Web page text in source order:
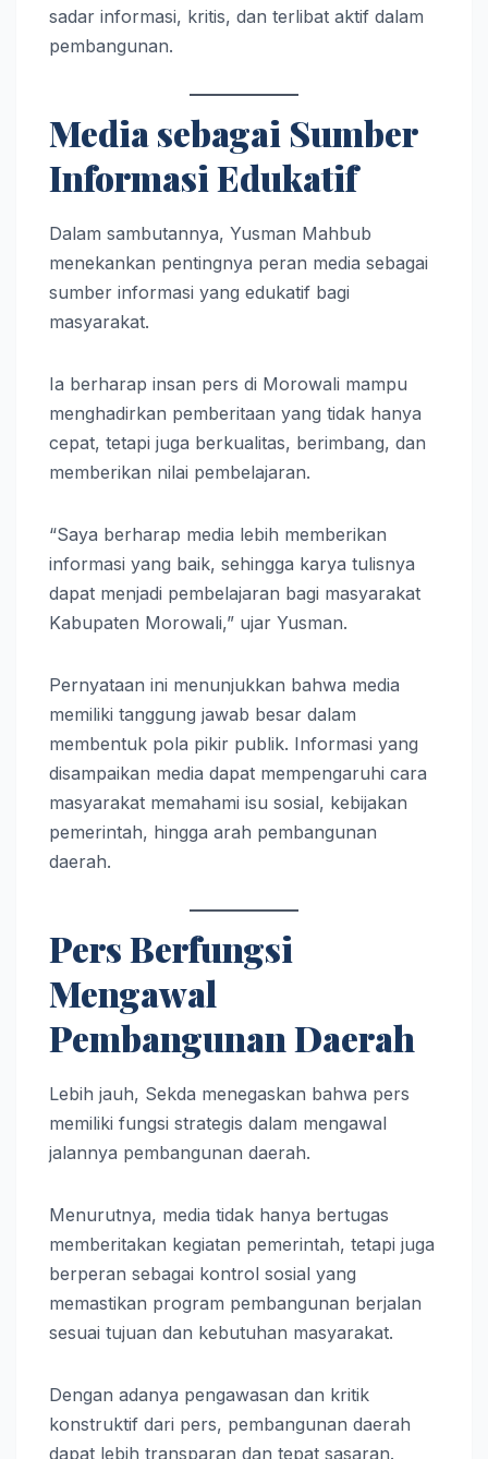
sadar informasi, kritis, dan terlibat aktif dalam
pembangunan.
Media sebagai Sumber
Informasi Edukatif
Dalam sambutannya, Yusman Mahbub
menekankan pentingnya peran media sebagai
sumber informasi yang edukatif bagi
masyarakat.
Ia berharap insan pers di Morowali mampu
menghadirkan pemberitaan yang tidak hanya
cepat, tetapi juga berkualitas, berimbang, dan
memberikan nilai pembelajaran.
“Saya berharap media lebih memberikan
informasi yang baik, sehingga karya tulisnya
dapat menjadi pembelajaran bagi masyarakat
Kabupaten Morowali,” ujar Yusman.
Pernyataan ini menunjukkan bahwa media
memiliki tanggung jawab besar dalam
membentuk pola pikir publik. Informasi yang
disampaikan media dapat mempengaruhi cara
masyarakat memahami isu sosial, kebijakan
pemerintah, hingga arah pembangunan
daerah.
Pers Berfungsi
Mengawal
Pembangunan Daerah
Lebih jauh, Sekda menegaskan bahwa pers
memiliki fungsi strategis dalam mengawal
jalannya pembangunan daerah.
Menurutnya, media tidak hanya bertugas
memberitakan kegiatan pemerintah, tetapi juga
berperan sebagai kontrol sosial yang
memastikan program pembangunan berjalan
sesuai tujuan dan kebutuhan masyarakat.
Dengan adanya pengawasan dan kritik
konstruktif dari pers, pembangunan daerah
dapat lebih transparan dan tepat sasaran.